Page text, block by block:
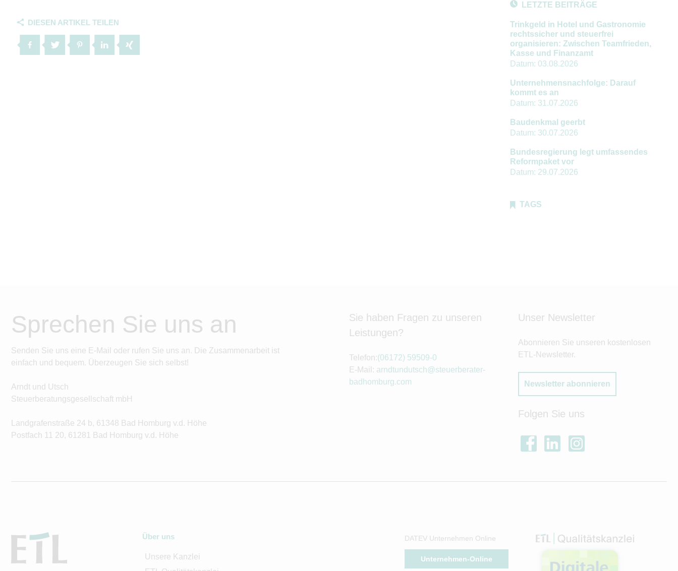
DIESEN ARTIKEL TEILEN
LETZTE BEITRÄGE
Trinkgeld in Hotel und Gastronomie
rechtssicher und steuerfrei
organisieren: Zwischen Teamfrieden,
Kasse und Finanzamt
Datum: 03.08.2026
Unternehmensnachfolge: Darauf
kommt es an
Datum: 31.07.2026
Baudenkmal geerbt
Datum: 30.07.2026
Bundesregierung legt umfassendes
Reformpaket vor
Datum: 29.07.2026
TAGS
Sprechen Sie uns an
Senden Sie uns eine E-Mail oder rufen Sie uns an. Die Zusammenarbeit ist
einfach und bequem. Überzeugen Sie sich selbst!
Arndt und Utsch
Steuerberatungsgesellschaft mbH
Landgrafenstraße 24 b, 61348 Bad Homburg v.d. Höhe
Postfach 11 20, 61281 Bad Homburg v.d. Höhe
Sie haben Fragen zu unseren
Leistungen?
Telefon:(06172) 59509-0
E-Mail: arndtundutsch@steuerberater-
badhomburg.com
Unser Newsletter
Abonnieren Sie unseren kostenlosen
ETL-Newsletter.
Newsletter abonnieren
Folgen Sie uns
Über uns
Unsere Kanzlei
DATEV Unternehmen Online
Unternehmen-Online